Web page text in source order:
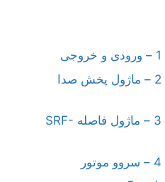
آموزش آردوینو جلسه 2 – ماژول پخش صدا
آموزش آردوینو جلسه 3 – ماژول فاصله SRF-